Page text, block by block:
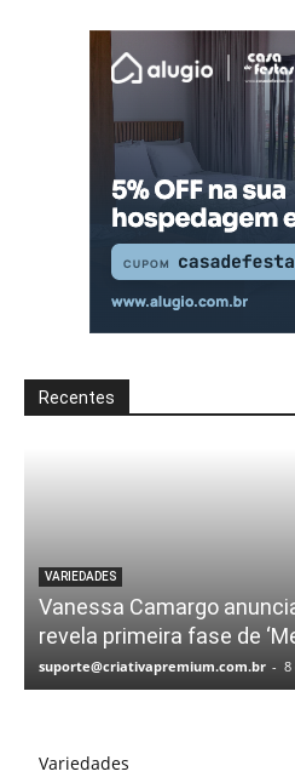
Recentes
VARIEDADES
Vanessa Camargo
revela primeira fase de
suporte@criativapremium.com.br - 8
Variedades